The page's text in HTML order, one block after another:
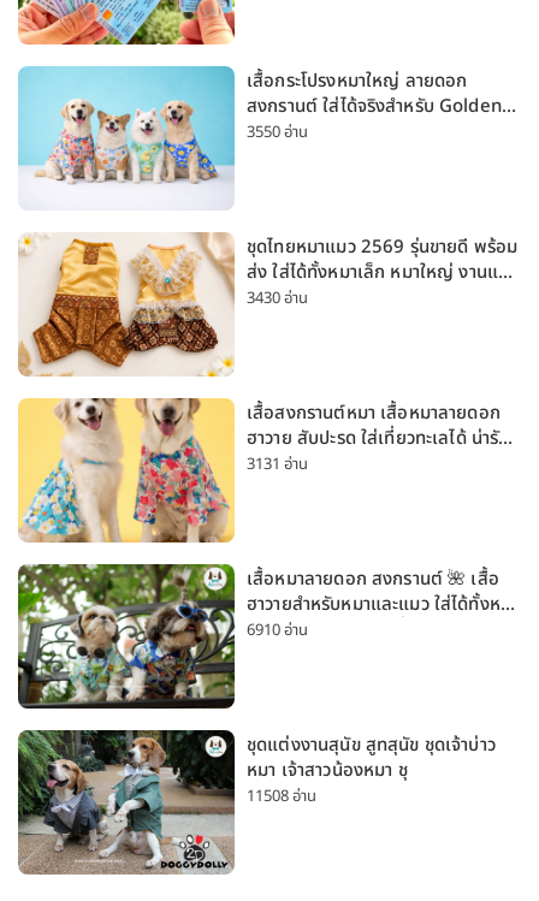
เสื้อกระโปรงหมาใหญ่ ลายดอก
สงกรานต์ ใส่ได้จริงสำหรับ Golden
Husky Labrador [อัปเดต 2026]
3550 อ่าน
ชุดไทยหมาแมว 2569 รุ่นขายดี พร้อม
ส่ง ใส่ได้ทั้งหมาเล็ก หมาใหญ่ งานแต่ง
สงกรานต์ ลอยกระทง
3430 อ่าน
เสื้อสงกรานต์หมา เสื้อหมาลายดอก
ฮาวาย สับปะรด ใส่เที่ยวทะเลได้ น่ารัก
ใส่ได้ทั้งหมาเล็กและหมาใหญ่
3131 อ่าน
เสื้อหมาลายดอก สงกรานต์ 🌺 เสื้อ
ฮาวายสำหรับหมาและแมว ใส่ได้ทั้งหมา
เล็กและหมาใหญ่ ใส่เที่ยวทะเลน่ารัก
6910 อ่าน
ชุดแต่งงานสุนัข สูทสุนัข ชุดเจ้าบ่าว
หมา เจ้าสาวน้องหมา ชุ
11508 อ่าน